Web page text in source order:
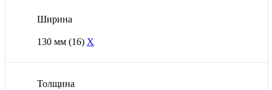
Ширина
130 мм (16) X
Толщина